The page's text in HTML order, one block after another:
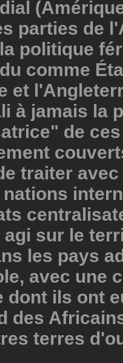
parties de
politique
comme
et
à jamais la
de
traiter
sur le
les pays
avec une
dont ils ont
des
terres